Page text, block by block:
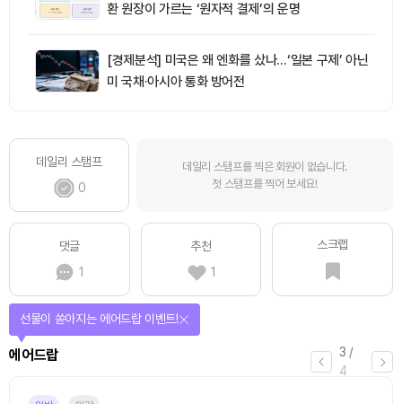
환 원장이 가르는 ‘원자적 결제’의 운명
[경제분석] 미국은 왜 엔화를 샀나…‘일본 구제’ 아닌
미 국채·아시아 통화 방어전
데일리 스탬프
0
데일리 스탬프를 찍은 회원이 없습니다.
첫 스탬프를 찍어 보세요!
댓글
1
추천
1
스크랩
3 /
4
에어드랍
선물이 쏟아지는 에어드랍 이벤트!